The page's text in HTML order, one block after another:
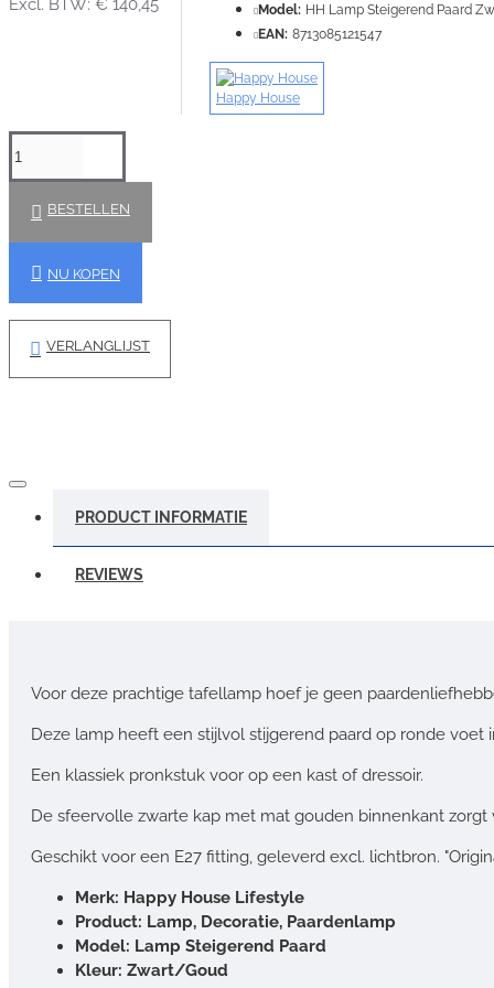
Excl. BTW: € 140,45
Model: HH Lamp Steigerend Paard
EAN: 8713085121547
Happy House
BESTELLEN
NU KOPEN
VERLANGLIJST
PRODUCT INFORMATIE
REVIEWS
Voor deze prachtige tafellamp hoef je geen
Deze lamp heeft een stijlvol stijgerend paard op ronde voet
Een klassiek pronkstuk voor op een kast of dressoir.
De sfeervolle zwarte kap met mat gouden binnenkant
Geschikt voor een E27 fitting, geleverd excl. lichtbron.
Merk: Happy House Lifestyle
Product: Lamp, Decoratie, Paardenlamp
Model: Lamp Steigerend Paard
Kleur: Zwart/Goud